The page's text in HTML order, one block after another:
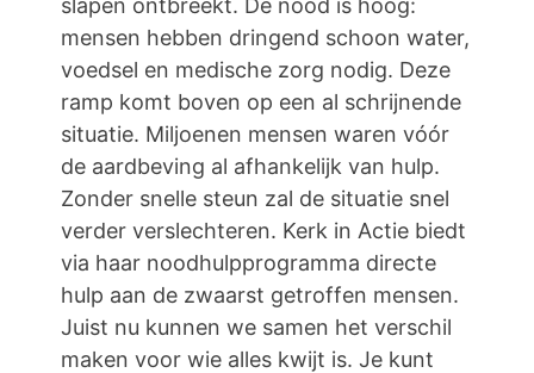
slapen ontbreekt. De nood is hoog:
mensen hebben dringend schoon water,
voedsel en medische zorg nodig. Deze
ramp komt boven op een al schrijnende
situatie. Miljoenen mensen waren vóór
de aardbeving al afhankelijk van hulp.
Zonder snelle steun zal de situatie snel
verder verslechteren. Kerk in Actie biedt
via haar noodhulpprogramma directe
hulp aan de zwaarst getroffen mensen.
Juist nu kunnen we samen het verschil
maken voor wie alles kwijt is. Je kunt